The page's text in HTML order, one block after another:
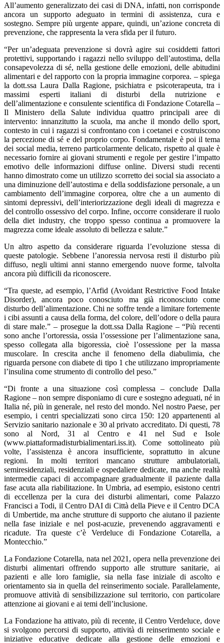
All’aumento generalizzato dei casi di DNA, infatti, non corrisponde
ancora un supporto adeguato in termini di assistenza, cura e
sostegno. Sempre più urgente appare, quindi, un’azione concreta di
prevenzione, che rappresenta la vera sfida per il futuro.
“Per un’adeguata prevenzione si dovrà agire sui cosiddetti fattori
protettivi, supportando i ragazzi nello sviluppo dell’autostima, della
consapevolezza di sé, nella gestione delle emozioni, delle abitudini
alimentari e del rapporto con la propria immagine corporea. – spiega
la dott.ssa Laura Dalla Ragione, psichiatra e psicoterapeuta, tra i
massimi esperti italiani di disturbi della nutrizione e
dell’alimentazione e consulente scientifica di Fondazione Cotarella –
Il Ministero della Salute individua quattro principali aree di
intervento: innanzitutto la scuola, ma anche il mondo dello sport,
contesto in cui i ragazzi si confrontano con i coetanei e costruiscono
la percezione di sé e del proprio corpo. Fondamentale è poi il tema
dei social media, terreno particolarmente delicato, rispetto al quale è
necessario fornire ai giovani strumenti e regole per gestire l’impatto
emotivo delle informazioni diffuse online. Diversi studi recenti
hanno dimostrato come un utilizzo scorretto dei social sia associato a
una diminuzione dell’autostima e della soddisfazione personale, a un
cambiamento dell’immagine corporea, oltre che a un aumento di
sintomi depressivi, dell’interiorizzazione degli ideali di magrezza e
del controllo ossessivo del corpo. Infine, occorre considerare il ruolo
della diet industry, che troppo spesso continua a promuovere la
magrezza come ideale assoluto di bellezza e salute.”
Un altro aspetto da considerare riguarda l’evoluzione stessa di
queste patologie. Sebbene l’anoressia nervosa resti il disturbo più
diffuso, negli ultimi anni stanno emergendo nuove forme, talvolta
ancora più difficili da riconoscere.
“Tra queste, ad esempio, l’Arfid (Avoidant Restrictive Food Intake
Disorder), ancora poco conosciuto ma già riconosciuto come
disturbo dell’alimentazione. Chi ne soffre tende a limitare fortemente
i cibi assunti a causa della forma, del colore, dell’odore o della paura
di stare male.” – prosegue la dott.ssa Dalla Ragione – “Più recenti
sono anche l’ortoressia, ossia l’ossessione per l’alimentazione sana,
spesso collegata alla bigoressia, cioè l’ossessione per la massa
muscolare. In crescita anche il fenomeno della diabulimia, che
riguarda persone con diabete di tipo 1 che utilizzano impropriamente
l’insulina come strumento di controllo del peso.”
“Di fronte a una situazione così complessa – conclude Dalla
Ragione – non sempre disponiamo di cure e sostegno adeguati, né in
Italia né, più in generale, nel resto del mondo. Nel nostro Paese, per
esempio, i centri specializzati sono circa 150: 120 appartenenti al
Servizio sanitario nazionale e 30 al privato accreditato. Di questi, 78
sono al Nord, 31 al Centro e 41 nel Sud e Isole
(www.piattaformadisturbialimentari.iss.it). Come sottolineato più
volte, l’assistenza è ancora insufficiente, soprattutto in alcune
regioni. In molti territori mancano strutture ambulatoriali,
semiresidenziali, residenziali e ospedaliere dedicate, ma anche realtà
intermedie capaci di accompagnare gradualmente il paziente dalla
fase acuta alla riabilitazione. In Umbria, ad esempio, esistono centri
di eccellenza per la cura dei disturbi alimentari, come Palazzo
Francisci a Todi, il Centro DAI di Città della Pieve e il Centro DCA
di Umbertide, ma anche strutture di supporto che aiutano il paziente
nella fase iniziale e nel post-acuzie, prevenendo aggravamenti e
ricadute. Tra queste c’è Verdeluce di Fondazione Cotarella, a
Montecchio.”
La Fondazione Cotarella, nata nel 2021, opera nella prevenzione dei
disturbi alimentari offrendo supporto alle strutture sanitarie, ai
pazienti e alle loro famiglie, sia nella fase iniziale di ascolto e
orientamento sia in quella del reinserimento sociale. Parallelamente,
promuove attività di sensibilizzazione sul territorio, con particolare
attenzione ai giovani e ai temi dell’inclusione.
La Fondazione ha attivato, più di recente, il Centro Verdeluce, dove
si svolgono percorsi di supporto, attività di reinserimento sociale e
iniziative educative dedicate alla gestione delle emozioni e